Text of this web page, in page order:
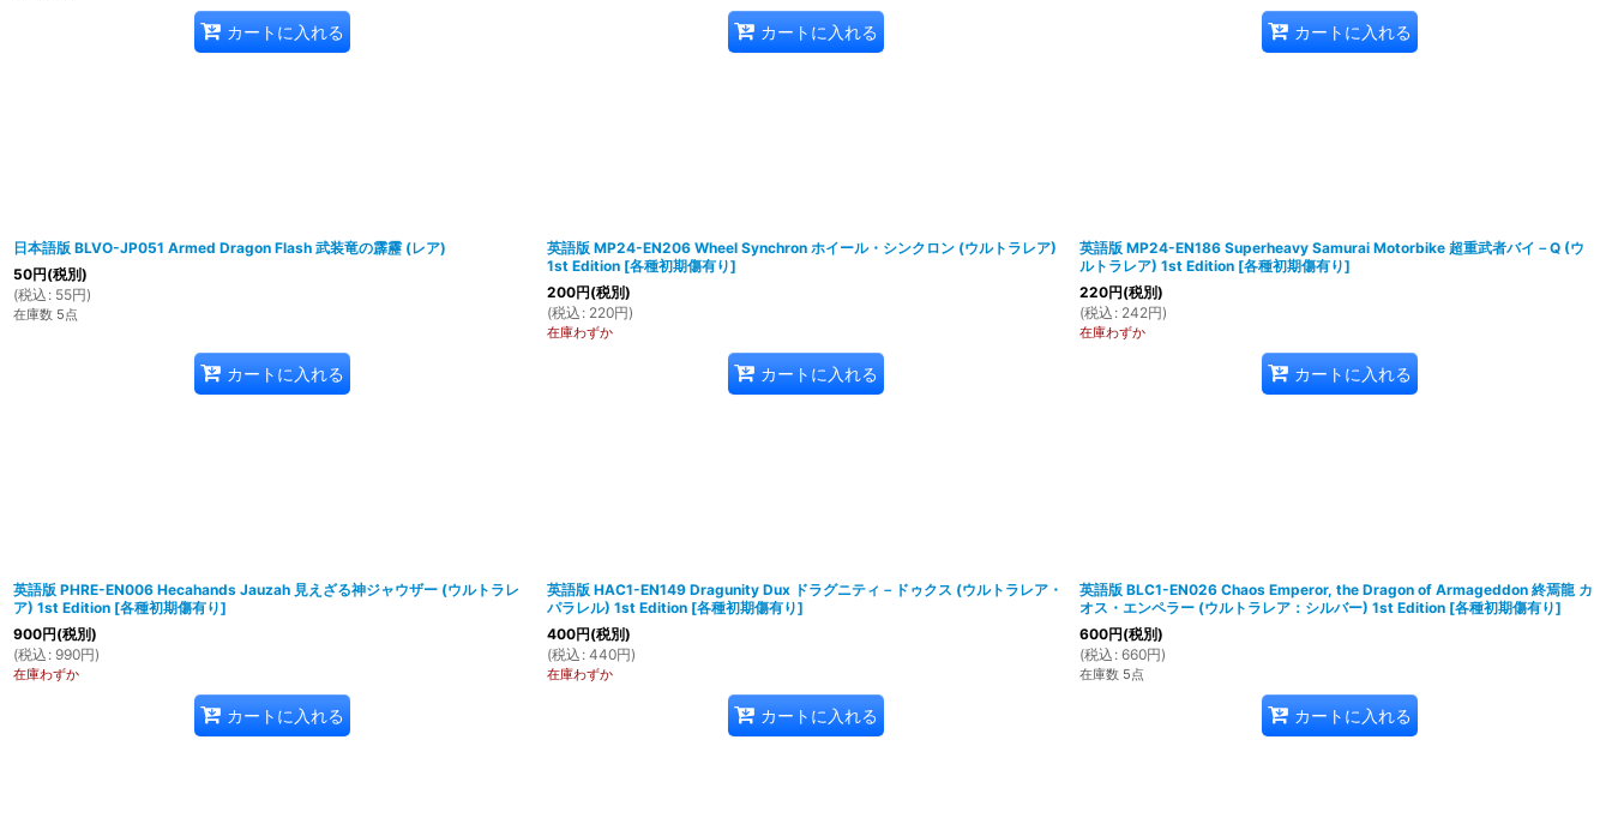
カートに入れる カートに入れる カートに入れる
日本語版 BLVO-JP051 Armed Dragon Flash 武装竜の霹靂 (レア)
50円(税別)
(税込 : 55円)
在庫数 5点
カートに入れる
英語版 MP24-EN206 Wheel Synchron ホイール・シンクロン (ウルトラレア)
1st Edition [各種初期傷有り]
200円(税別)
(税込 : 220円)
在庫わずか
カートに入れる
英語版 MP24-EN186 Superheavy Samurai Motorbike 超重武者バイ－Q (ウ
ルトラレア) 1st Edition [各種初期傷有り]
220円(税別)
(税込 : 242円)
在庫わずか
カートに入れる
英語版 PHRE-EN006 Hecahands Jauzah 見えざる神ジャウザー (ウルトラレ
ア) 1st Edition [各種初期傷有り]
900円(税別)
(税込 : 990円)
在庫わずか
カートに入れる
英語版 HAC1-EN149 Dragunity Dux ドラグニティ－ドゥクス (ウルトラレア・
パラレル) 1st Edition [各種初期傷有り]
400円(税別)
(税込 : 440円)
在庫わずか
カートに入れる
英語版 BLC1-EN026 Chaos Emperor, the Dragon of Armageddon 終焉龍 カ
オス・エンペラー (ウルトラレア：シルバー) 1st Edition [各種初期傷有り]
600円(税別)
(税込 : 660円)
在庫数 5点
カートに入れる